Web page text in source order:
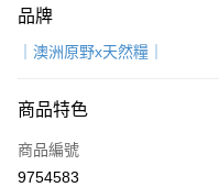
信用卡一次付款
LINE Pay
Apple Pay
品牌
｜澳洲原野x天然糧｜
商品特色
商品編號
9754583